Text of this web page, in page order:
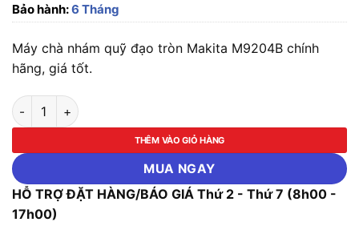
Bảo hành:6 Tháng
Máy chà nhám quỹ đạo tròn Makita M9204B chính
hãng, giá tốt.
Máy chà nhám quỹ đạo tròn Makita M9204B số lượng
THÊM VÀO GIỎ HÀNG
MUA NGAY
HỖ TRỢ ĐẶT HÀNG/BÁO GIÁ Thứ 2 - Thứ 7 (8h00 -
17h00)